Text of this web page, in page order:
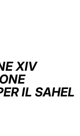
XIV
IL SAHEL